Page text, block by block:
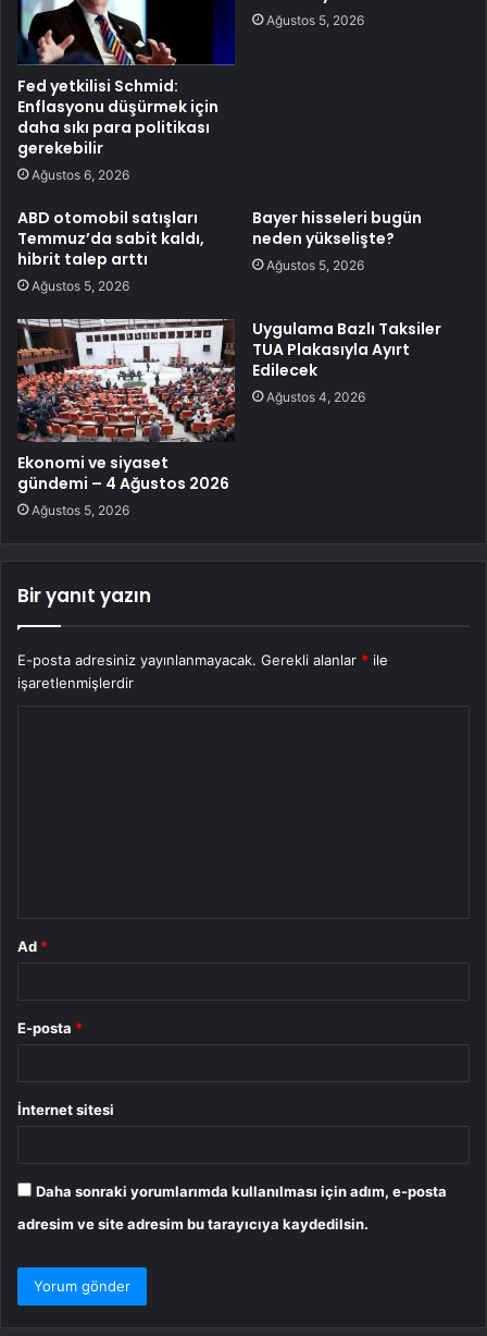
Fed yetkilisi Schmid:
Enflasyonu düşürmek için
daha sıkı para politikası
gerekebilir
Ağustos 6, 2026
Ağustos 5, 2026
ABD otomobil satışları
Temmuz’da sabit kaldı,
hibrit talep arttı
Ağustos 5, 2026
Bayer hisseleri bugün
neden yükselişte?
Ağustos 5, 2026
Ekonomi ve siyaset
gündemi – 4 Ağustos 2026
Ağustos 5, 2026
Uygulama Bazlı Taksiler
TUA Plakasıyla Ayırt
Edilecek
Ağustos 4, 2026
Bir yanıt yazın
E-posta adresiniz yayınlanmayacak. Gerekli alanlar * ile
işaretlenmişlerdir
Ad *
E-posta *
İnternet sitesi
Daha sonraki yorumlarımda kullanılması için adım, e-posta
adresim ve site adresim bu tarayıcıya kaydedilsin.